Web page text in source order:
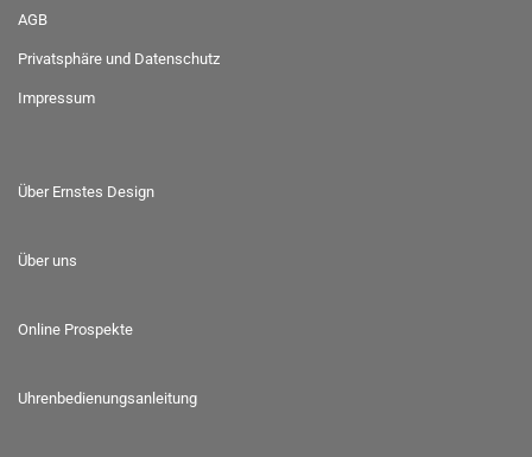
AGB
Privatsphäre und Datenschutz
Impressum
Über Ernstes Design
Über uns
Online Prospekte
Uhrenbedienungsanleitung